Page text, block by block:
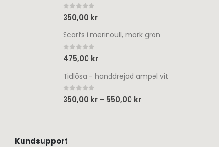
0 out of 5
350,00 kr
Scarfs i merinoull, mörk grön
0 out of 5
475,00 kr
Tidlösa - handdrejad ampel vit
0out of 5
350,00 kr – 550,00 kr
Kundsupport